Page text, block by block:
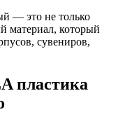
— это не только
материал, который
сувениров,
пластика